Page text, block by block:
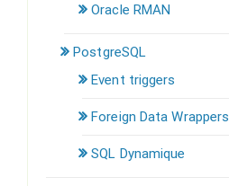
Oracle RMAN
PostgreSQL
Event triggers
Foreign Data Wrappers
SQL Dynamique